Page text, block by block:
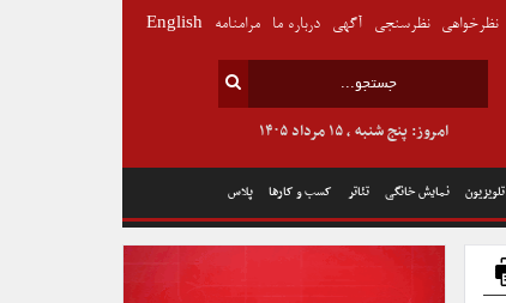
تلویزیون نمایش خانگی تئاتر کسب و کارها پلاس
امروز: پنج شنبه , ۱۵ مرداد ۱۴۰۵
نظرخواهی نظرسنجی آگهی درباره ما مرامنامه English